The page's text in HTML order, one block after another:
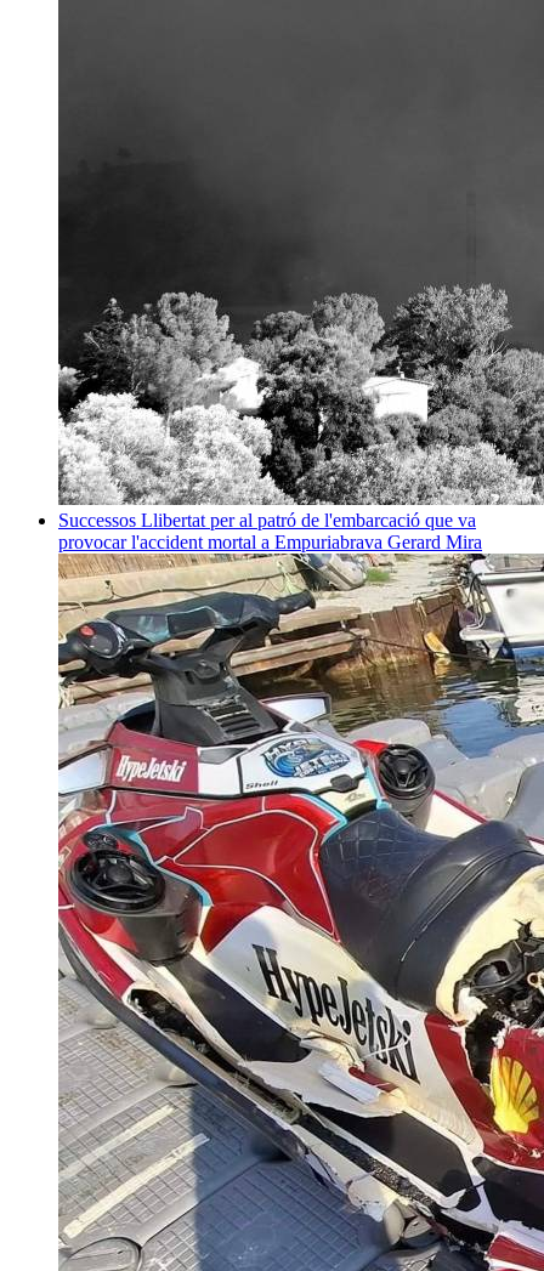
Successos Llibertat per al patró de l'embarcació que va
provocar l'accident mortal a Empuriabrava Gerard Mira